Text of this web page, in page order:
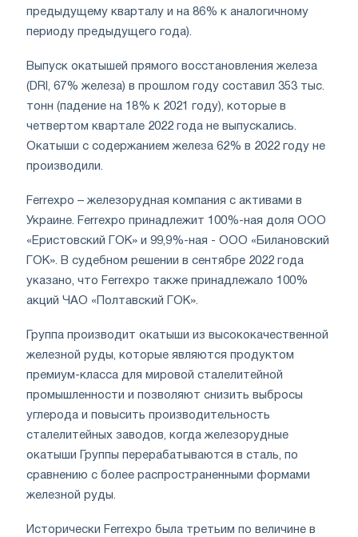
предыдущему кварталу и на 86% к аналогичному
периоду предыдущего года).
Выпуск окатышей прямого восстановления железа
(DRI, 67% железа) в прошлом году составил 353 тыс.
тонн (падение на 18% к 2021 году), которые в
четвертом квартале 2022 года не выпускались.
Окатыши с содержанием железа 62% в 2022 году не
производили.
Ferrexpo – железорудная компания с активами в
Украине. Ferrеxpo принадлежит 100%-ная доля ООО
«Еристовский ГОК» и 99,9%-ная - ООО «Билановский
ГОК». В судебном решении в сентябре 2022 года
указано, что Ferrexpo также принадлежало 100%
акций ЧАО «Полтавский ГОК».
Группа производит окатыши из высококачественной
железной руды, которые являются продуктом
премиум-класса для мировой сталелитейной
промышленности и позволяют снизить выбросы
углерода и повысить производительность
сталелитейных заводов, когда железорудные
окатыши Группы перерабатываются в сталь, по
сравнению с более распространенными формами
железной руды.
Исторически Ferrexpo была третьим по величине в